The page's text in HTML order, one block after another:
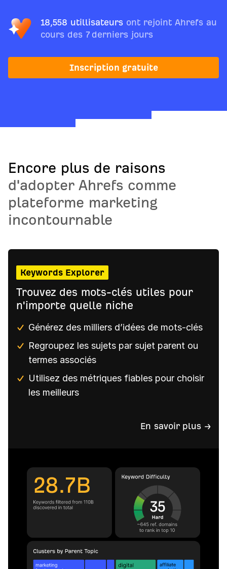
18,558 utillisateurs ont rejoint Ahrefs au
cours des 7 derniers jours
Inscription gratuite
Encore plus de raisons
d'adopter Ahrefs comme
plateforme marketing
incontournable
Keywords Explorer
Trouvez des mots-clés utiles pour
n'importe quelle niche
Générez des milliers d’idées de mots-clés
Regroupez les sujets par sujet parent ou
termes associés
Utilisez des métriques fiables pour choisir
les meilleurs
En savoir plus →